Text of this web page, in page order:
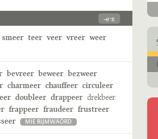
-eˑʀ
smeer teer veer vreer weer
bevreer beweer bezweer
charmeer chauffeer circuleer
doubleer drappeer drekbeer
frappeer fraudeer frustreer
MIE RIJMWÄÖRD